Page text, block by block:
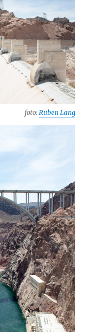
foto:Ruben Lang